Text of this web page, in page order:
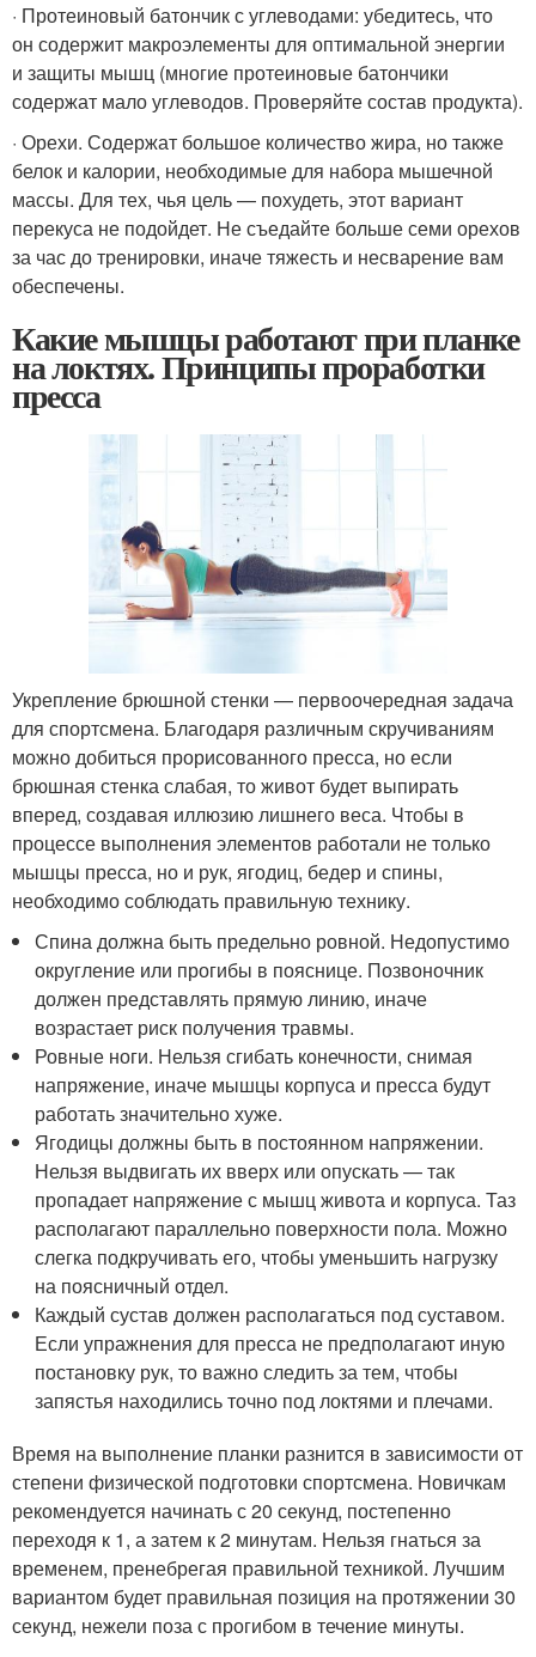
· Протеиновый батончик с углеводами: убедитесь, что
он содержит макроэлементы для оптимальной энергии
и защиты мышц (многие протеиновые батончики
содержат мало углеводов. Проверяйте состав продукта).
· Орехи. Содержат большое количество жира, но также
белок и калории, необходимые для набора мышечной
массы. Для тех, чья цель — похудеть, этот вариант
перекуса не подойдет. Не съедайте больше семи орехов
за час до тренировки, иначе тяжесть и несварение вам
обеспечены.
Какие мышцы работают при планке
на локтях. Принципы проработки
пресса
Укрепление брюшной стенки — первоочередная задача
для спортсмена. Благодаря различным скручиваниям
можно добиться прорисованного пресса, но если
брюшная стенка слабая, то живот будет выпирать
вперед, создавая иллюзию лишнего веса. Чтобы в
процессе выполнения элементов работали не только
мышцы пресса, но и рук, ягодиц, бедер и спины,
необходимо соблюдать правильную технику.
Спина должна быть предельно ровной. Недопустимо
округление или прогибы в пояснице. Позвоночник
должен представлять прямую линию, иначе
возрастает риск получения травмы.
Ровные ноги. Нельзя сгибать конечности, снимая
напряжение, иначе мышцы корпуса и пресса будут
работать значительно хуже.
Ягодицы должны быть в постоянном напряжении.
Нельзя выдвигать их вверх или опускать — так
пропадает напряжение с мышц живота и корпуса. Таз
располагают параллельно поверхности пола. Можно
слегка подкручивать его, чтобы уменьшить нагрузку
на поясничный отдел.
Каждый сустав должен располагаться под суставом.
Если упражнения для пресса не предполагают иную
постановку рук, то важно следить за тем, чтобы
запястья находились точно под локтями и плечами.
Время на выполнение планки разнится в зависимости от
степени физической подготовки спортсмена. Новичкам
рекомендуется начинать с 20 секунд, постепенно
переходя к 1, а затем к 2 минутам. Нельзя гнаться за
временем, пренебрегая правильной техникой. Лучшим
вариантом будет правильная позиция на протяжении 30
секунд, нежели поза с прогибом в течение минуты.